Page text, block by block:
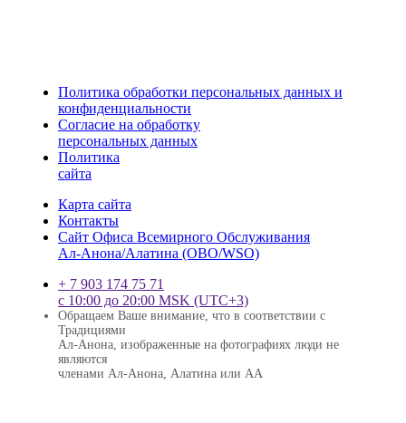
Политика обработки персональных данных и
конфиденциальности
Согласие на обработку
персональных данных
Политика
сайта
Карта сайта
Контакты
Сайт Офиса Всемирного Обслуживания
Ал-Анона/Алатина (ОВО/WSО)
+ 7 903 174 75 71
с 10:00 до 20:00 MSK (UTC+3)
Обращаем Ваше внимание, что в соответствии с
Традициями
Ал-Анона, изображенные на фотографиях люди не
являются
членами Ал-Анона, Алатина или АА